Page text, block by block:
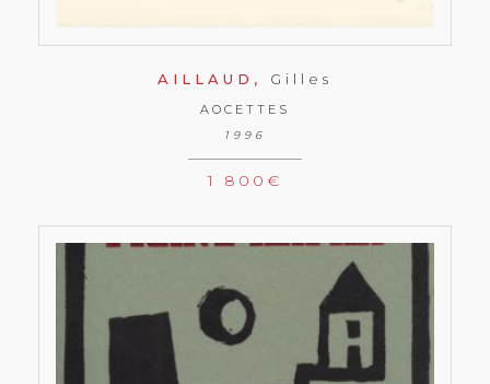
AILLAUD, Gilles
AOCETTES
1996
1 800 €